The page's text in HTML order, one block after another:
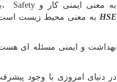
کوتاه شده ی کلمات health به معنی بهداشت کار،
Safety به معنی ایمنی کار و
Environment به معنی محیط زیست است. طبق معنی کلماتی که گفته شد می توان بهداشت ، ایمنی و محیط زست راHSE
بهداشت و ایمنی مسئله ای
در دنیای امروزی با وجود